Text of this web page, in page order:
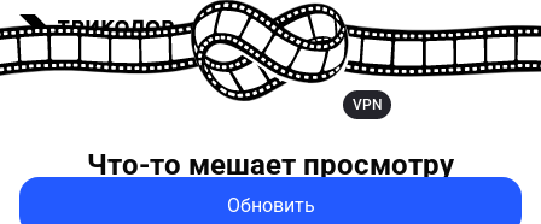
VPN
Что-то мешает просмотру
Попробуйте выключить VPN
Обновить